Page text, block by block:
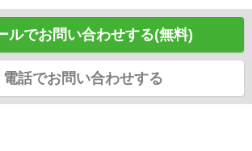
ルでお問い合わせする(無料)
電話でお問い合わせする